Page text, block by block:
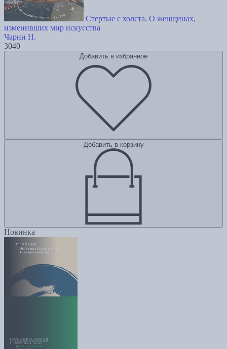
Стертые с холста. О женщинах,
изменивших мир искусства
Чарни Н.
3040
Добавить в избранное
Добавить в корзину
Новинка